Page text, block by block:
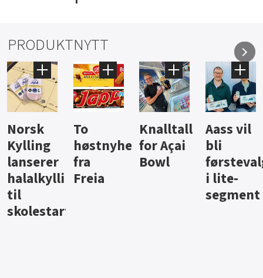
PRODUKTNYTT
Knalltall
for Açai
Bowl
Aass vil
bli
førstevalg
i lite-
Brus og
jus fra
Berentsen
Hard
iste fra
Hansa